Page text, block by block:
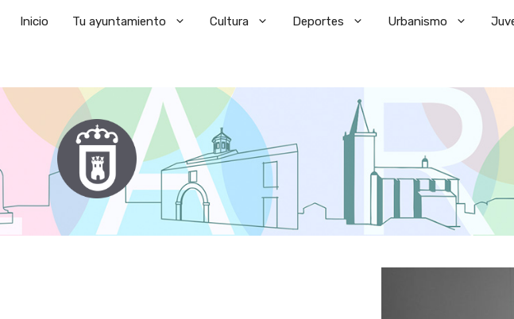
Inicio Tu ayuntamiento Cultura Deportes Urbanismo